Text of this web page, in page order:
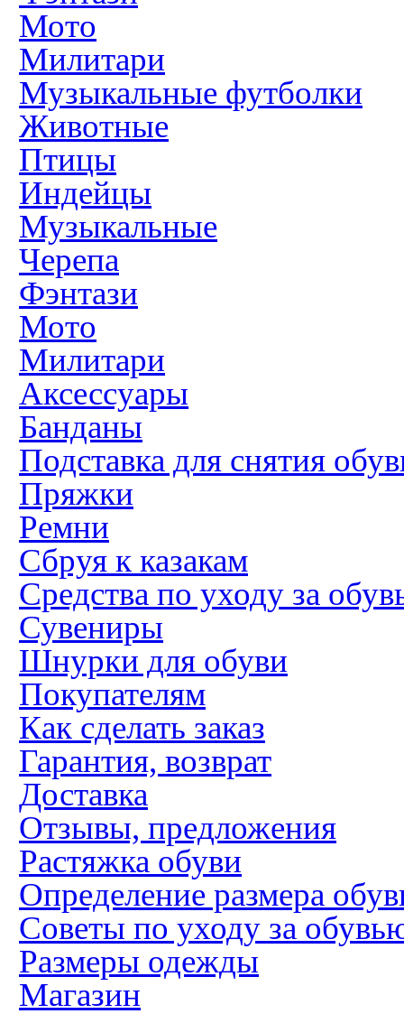
Мото
Милитари
Музыкальные футболки
Животные
Птицы
Индейцы
Музыкальные
Черепа
Фэнтази
Мото
Милитари
Аксессуары
Банданы
Подставка для снятия
Пряжки
Ремни
Сбруя к казакам
Средства по уходу за
Сувениры
Шнурки для обуви
Покупателям
Как сделать заказ
Гарантия, возврат
Доставка
Отзывы, предложения
Растяжка обуви
Определение размера
Советы по уходу за
Размеры одежды
Магазин